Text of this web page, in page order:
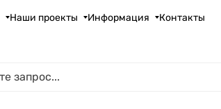
Наши проекты Информация Контакты